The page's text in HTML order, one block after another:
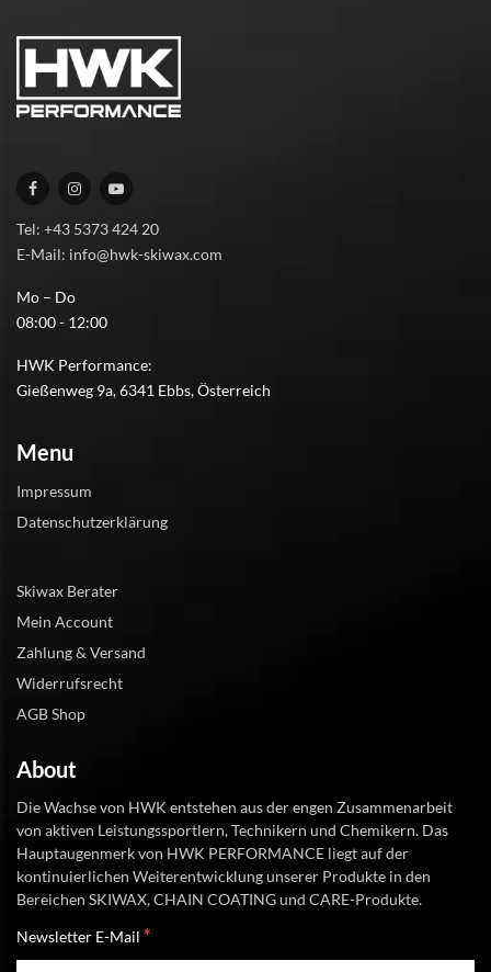
Tel: +43 5373 424 20
E-Mail: info@hwk-skiwax.com
Mo – Do
08:00 - 12:00
HWK Performance:
Gießenweg 9a, 6341 Ebbs, Österreich
Menu
Impressum
Datenschutzerklärung
Skiwax Berater
Mein Account
Zahlung & Versand
Widerrufsrecht
AGB Shop
About
Die Wachse von HWK entstehen aus der engen Zusammenarbeit
von aktiven Leistungssportlern, Technikern und Chemikern. Das
Hauptaugenmerk von HWK PERFORMANCE liegt auf der
kontinuierlichen Weiterentwicklung unserer Produkte in den
Bereichen SKIWAX, CHAIN COATING und CARE-Produkte.
Newsletter E-Mail *